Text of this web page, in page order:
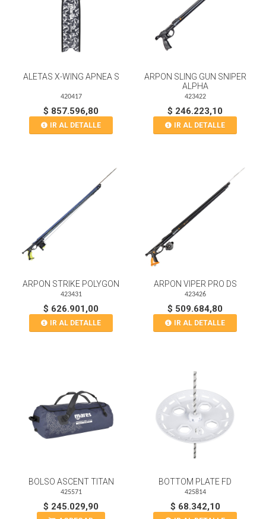
ALETAS X-WING APNEA S
420417
$ 857.596,80
IR AL DETALLE
ARPON SLING GUN SNIPER
ALPHA
423422
$ 246.223,10
IR AL DETALLE
ARPON STRIKE POLYGON
423431
$ 626.901,00
IR AL DETALLE
ARPON VIPER PRO DS
423426
$ 509.684,80
IR AL DETALLE
BOLSO ASCENT TITAN
425571
$ 245.029,90
BOTTOM PLATE FD
425814
$ 68.342,10